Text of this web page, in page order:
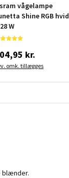
vågelampe
Shine RGB hvid
W
kr.
omk. tillægges
blænder.